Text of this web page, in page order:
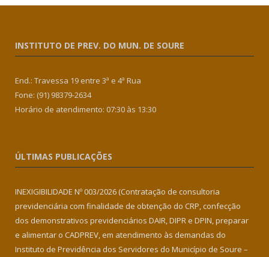
INSTITUTO DE PREV. DO MUN. DE SOURE
End.: Travessa 19 entre 3ª e 4ª Rua
Fone: (91) 98379-2634
Horário de atendimento: 07:30 às 13:30
ÚLTIMAS PUBLICAÇÕES
INEXIGIBILIDADE Nº 003/2026 (Contratação de consultoria
previdenciária com finalidade de obtenção do CRP, confecção
dos demonstrativos previdenciários DAIR, DIPR e DPIN, preparar
e alimentar o CADPREV, em atendimento às demandas do
Instituto de Previdência dos Servidores do Município de Soure –